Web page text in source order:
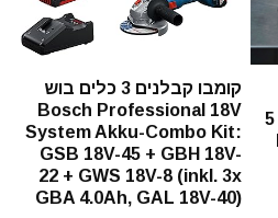
אימפקט ודיסק עם 2 סול׳ 5
קומבו קבלנים 3 כלים בוש
Bosch Professional 18V
System Akku-Combo Kit:
GSB 18V-45 + GBH 18V-
22 + GWS 18V-8 (inkl. 3x
GBA 4.0Ah, GAL 18V-40)